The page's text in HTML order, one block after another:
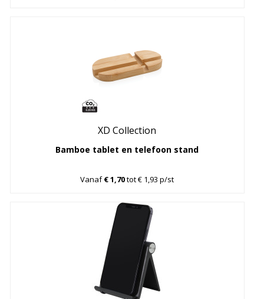
XD Collection
Bamboe tablet en telefoon stand
Vanaf€ 1,70tot € 1,93 p/st